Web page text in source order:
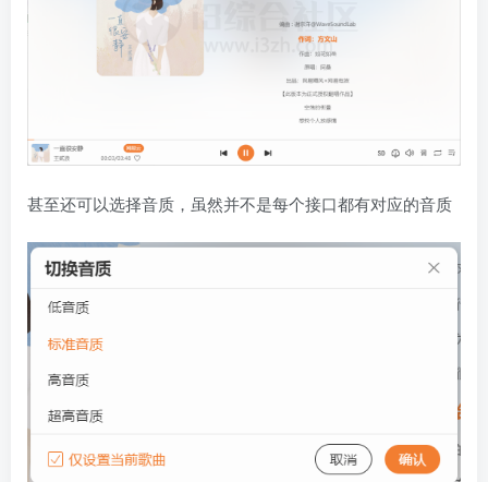
甚至还可以选择音质，虽然并不是每个接口都有对应的音质